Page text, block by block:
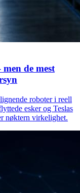
de mest
roboter i reell
esker og Teslas
nøktern virkelighet.